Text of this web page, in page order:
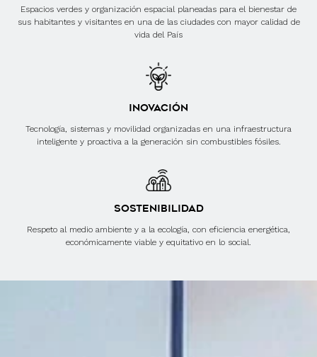
Espacios verdes y organización espacial planeadas para el bienestar de
sus habitantes y visitantes en una de las ciudades con mayor calidad de
vida del País
INOVACIÓN
Tecnología, sistemas y movilidad organizadas en una infraestructura
inteligente y proactiva a la generación sin combustibles fósiles.
SOSTENIBILIDAD
Respeto al medio ambiente y a la ecología, con eficiencia energética,
económicamente viable y equitativo en lo social.